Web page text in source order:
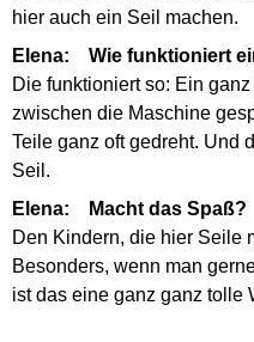
hier auch ein Seil machen.
Elena: Wie funktioniert
Die funktioniert so: Ein
zwischen die Maschine
Teile ganz oft gedreht. Und
Seil.
Elena: Macht das Spaß?
Den Kindern, die hier Seile
Besonders, wenn man
ist das eine ganz ganz tolle